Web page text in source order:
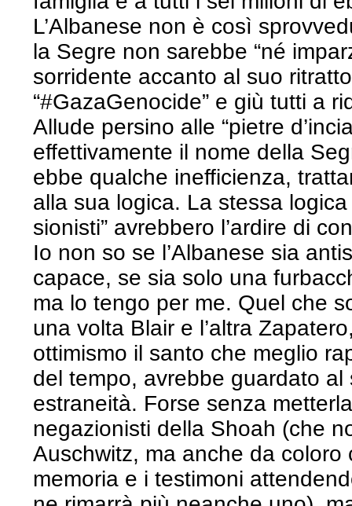
L’Albanese non è così
la Segre non sarebbe “né
sorridente accanto al suo
“#GazaGenocide” e giù tutti a
Allude persino alle “pietre
effettivamente il nome della
ebbe qualche inefficienza,
alla sua logica. La stessa
sionisti” avrebbero l’ardire di
Io non so se l’Albanese sia
capace, se sia solo una
ma lo tengo per me. Quel che
una volta Blair e l’altra
ottimismo il santo che meglio
del tempo, avrebbe guardato
estraneità. Forse senza
negazionisti della Shoah (che
Auschwitz, ma anche da
memoria e i testimoni